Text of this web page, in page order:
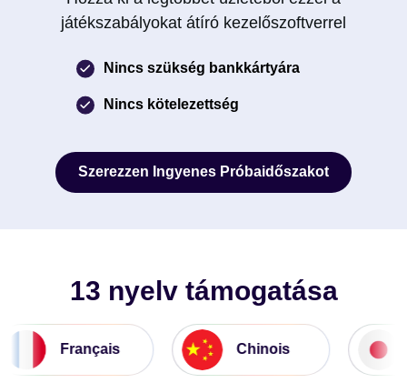
játékszabályokat átíró kezelőszoftverrel
Nincs szükség bankkártyára
Nincs kötelezettség
Szerezzen Ingyenes Próbaidőszakot
13 nyelv támogatása
Français Chinois